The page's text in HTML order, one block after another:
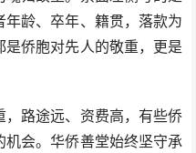
龄、卒年、籍贯，落款为
侨胞对先人的敬重，更是
路途远、资费高，有些侨
会。华侨善堂始终坚守承